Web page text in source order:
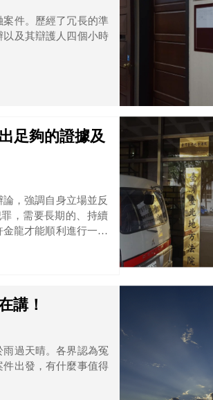
件。歷經了冗長的準
及其辯護人四個小時
足夠的證據及
，強調自身立場並反
龍才能順利進行一切
公開透明的重要性，
講！
過天晴。各界認為冤
出發，有什麼事值得